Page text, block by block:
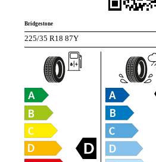
Bridgestone
225/35 R18 87Y
D